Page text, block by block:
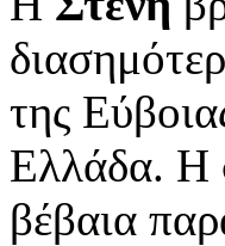
της
Ελλάδα. Η
βέβαια